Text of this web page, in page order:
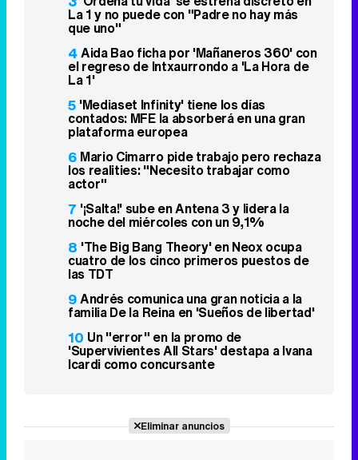
La 1 y no puede con "Padre no hay más
que uno"
4Aida Bao ficha por 'Mañaneros 360' con
el regreso de Intxaurrondo a 'La Hora de
La 1'
5 'Mediaset Infinity' tiene los días
contados: MFE la absorberá en una gran
plataforma europea
6 Mario Cimarro pide trabajo pero rechaza
los realities: "Necesito trabajar como
actor"
7 '¡Salta!' sube en Antena 3 y lidera la
noche del miércoles con un 9,1%
8 'The Big Bang Theory' en Neox ocupa
cuatro de los cinco primeros puestos de
las TDT
9Andrés comunica una gran noticia a la
familia De la Reina en 'Sueños de libertad'
10 Un "error" en la promo de
'Supervivientes All Stars' destapa a Ivana
Icardi como concursante
Eliminar anuncios